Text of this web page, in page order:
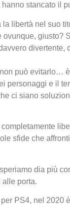
stancato il
libertà nel suo
ovunque, giusto?
divertente,
può evitarlo…
personaggi e il
ci siano
sfide che
dia più
alle porta.
PS4, nel 2020